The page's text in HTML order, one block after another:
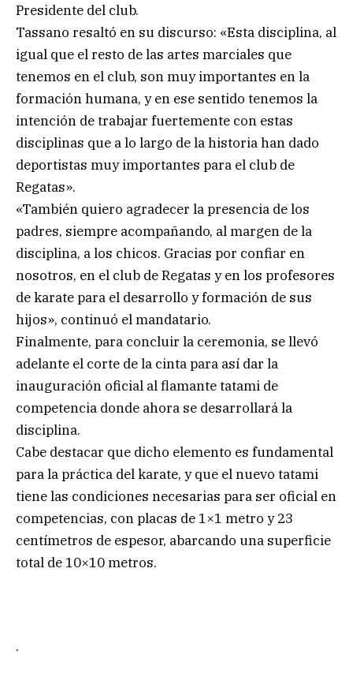
Presidente del club.
Tassano resaltó en su discurso: «Esta disciplina, al
igual que el resto de las artes marciales que
tenemos en el club, son muy importantes en la
formación humana, y en ese sentido tenemos la
intención de trabajar fuertemente con estas
disciplinas que a lo largo de la historia han dado
deportistas muy importantes para el club de
Regatas».
«También quiero agradecer la presencia de los
padres, siempre acompañando, al margen de la
disciplina, a los chicos. Gracias por confiar en
nosotros, en el club de Regatas y en los profesores
de karate para el desarrollo y formación de sus
hijos», continuó el mandatario.
Finalmente, para concluir la ceremonia, se llevó
adelante el corte de la cinta para así dar la
inauguración oficial al flamante tatami de
competencia donde ahora se desarrollará la
disciplina.
Cabe destacar que dicho elemento es fundamental
para la práctica del karate, y que el nuevo tatami
tiene las condiciones necesarias para ser oficial en
competencias, con placas de 1×1 metro y 23
centímetros de espesor, abarcando una superficie
total de 10×10 metros.
.